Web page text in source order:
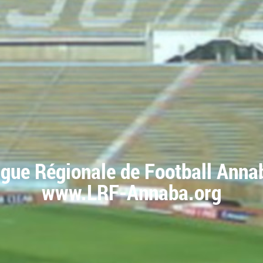
Régionale de Football
www.LRF-Annaba.org